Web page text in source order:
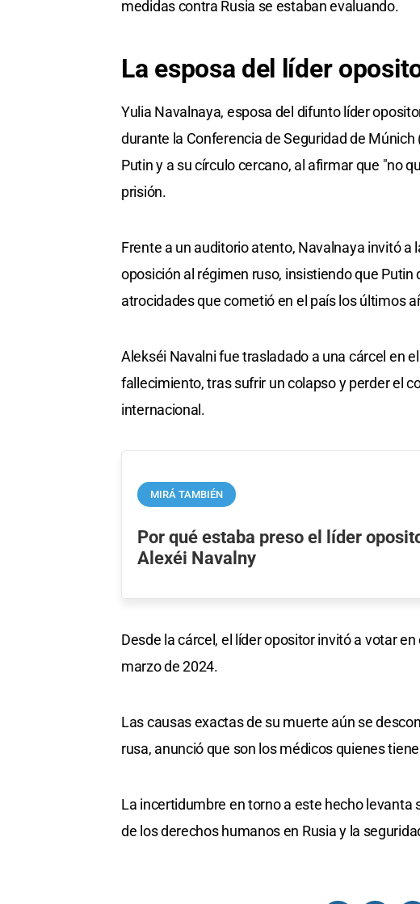
medidas contra Rusia se estaban evaluando.
La esposa del líder
Yulia Navalnaya, esposa del difunto líder
durante la Conferencia de Seguridad de
Putin y a su círculo cercano, al afirmar que "no
prisión.
Frente a un auditorio atento, Navalnaya invitó
oposición al régimen ruso, insistiendo que
atrocidades que cometió en el país los últimos
Alekséi Navalni fue trasladado a una cárcel en
fallecimiento, tras sufrir un colapso y perder el
internacional.
MIRÁ TAMBIÉN
Por qué estaba preso el líder
Alexéi Navalny
Desde la cárcel, el líder opositor invitó a votar
marzo de 2024.
Las causas exactas de su muerte aún se
rusa, anunció que son los médicos quienes
La incertidumbre en torno a este hecho
de los derechos humanos en Rusia y la